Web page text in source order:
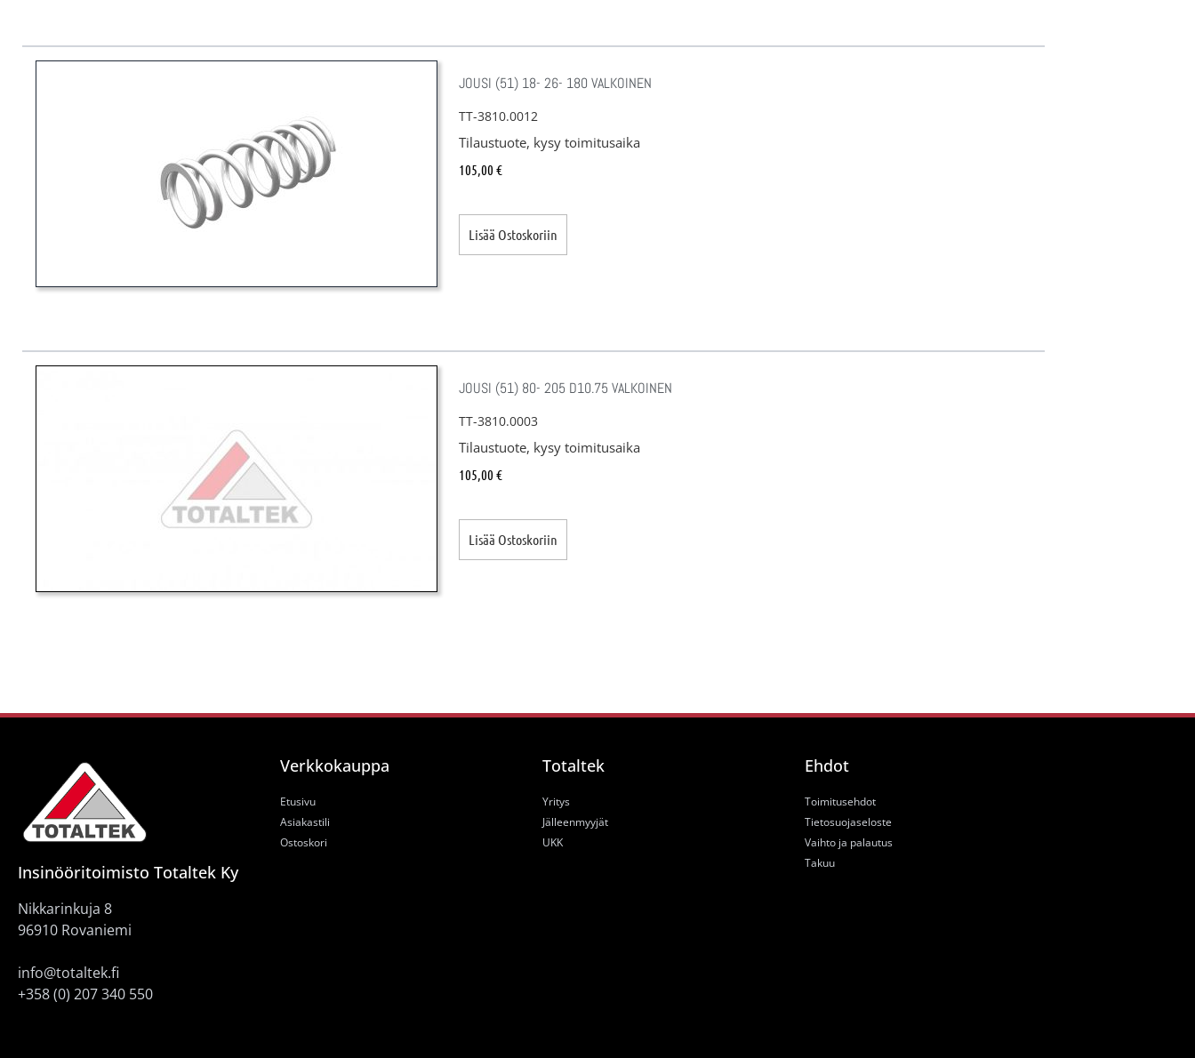
JOUSI (51) 18- 26- 180 VALKOINEN
TT-3810.0012
Tilaustuote, kysy toimitusaika
105,00 €
Lisää Ostoskoriin
JOUSI (51) 80- 205 D10.75 VALKOINEN
TT-3810.0003
Tilaustuote, kysy toimitusaika
105,00 €
Lisää Ostoskoriin
Insinööritoimisto Totaltek Ky
Nikkarinkuja 8
96910 Rovaniemi
info@totaltek.fi
+358 (0) 207 340 550
Verkkokauppa
Etusivu
Asiakastili
Ostoskori
Totaltek
Yritys
Jälleenmyyjät
UKK
Ehdot
Toimitusehdot
Tietosuojaseloste
Vaihto ja palautus
Takuu